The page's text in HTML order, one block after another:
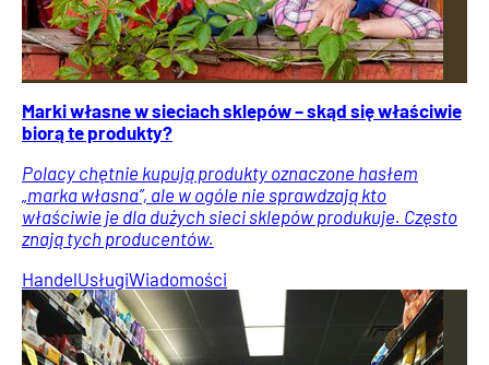
Marki własne w sieciach sklepów – skąd się właściwie
biorą te produkty?
Polacy chętnie kupują produkty oznaczone hasłem
„marka własna”, ale w ogóle nie sprawdzają kto
właściwie je dla dużych sieci sklepów produkuje. Często
znają tych producentów.
HandelUsługiWiadomości